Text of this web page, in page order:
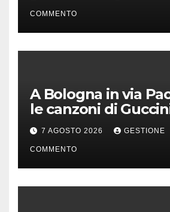
COMMENTO
A Bologna in via
le canzoni di
volume
7 AGOSTO 2026 GESTIONE
COMMENTO